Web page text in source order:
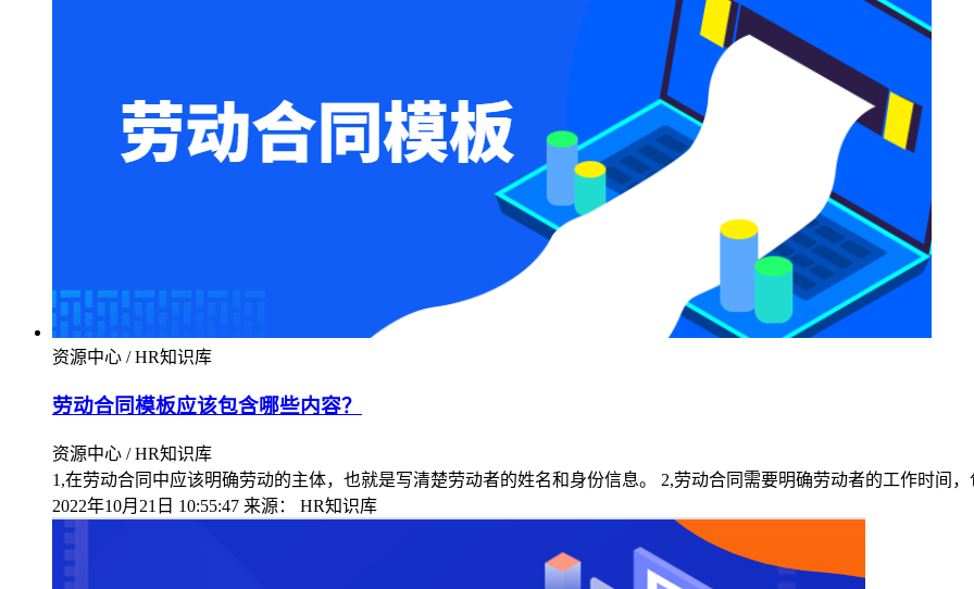
资源中心 / HR知识库
劳动合同模板应该包含哪些内容？
资源中心 / HR知识库
1,在劳动合同中应该明确劳动的主体，也就是写清楚劳动者的姓名和身份信息。 2,劳动合同需要明确劳动者的工作时间，
2022年10月21日 10:55:47 来源： HR知识库